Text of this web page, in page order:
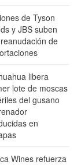
de Tyson
y JBS suben
de
libera
lote de moscas
del gusano
en
Wines refuerza